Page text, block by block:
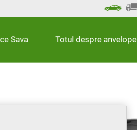
Sava Totul despre anvelope